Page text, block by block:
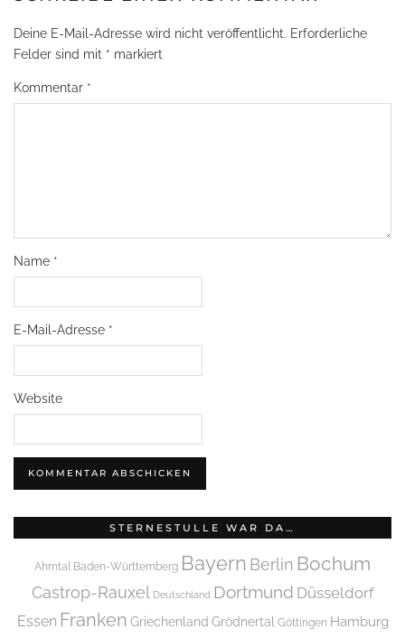
Deine E-Mail-Adresse wird nicht veröffentlicht. Erforderliche
Felder sind mit * markiert
Kommentar *
Name *
E-Mail-Adresse *
Website
STERNESTULLE WAR DA…
Ahrntal Baden-Württemberg Bayern Berlin Bochum
Castrop-Rauxel Deutschland Dortmund Düsseldorf
Essen Franken Griechenland Grödnertal Göttingen Hamburg